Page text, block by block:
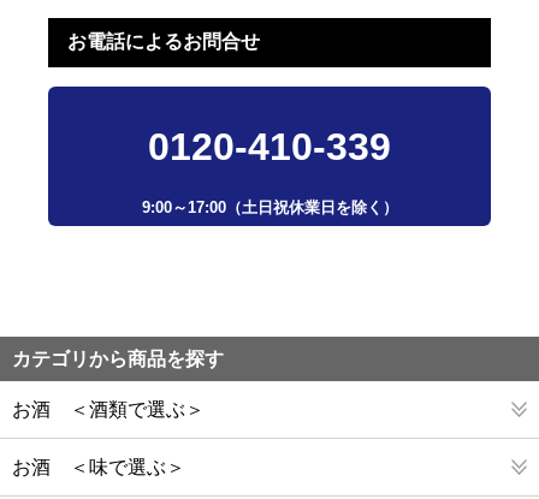
お電話によるお問合せ
0120-410-339
9:00～17:00（土日祝休業日を除く）
カテゴリから商品を探す
お酒 ＜酒類で選ぶ＞
お酒 ＜味で選ぶ＞